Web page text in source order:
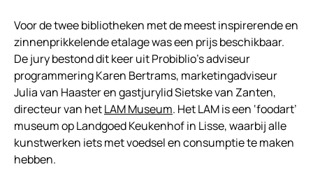
Voor de twee bibliotheken met de meest inspirerende en
zinnenprikkelende etalage was een prijs beschikbaar.
De jury bestond dit keer uit Probiblio’s adviseur
programmering Karen Bertrams, marketingadviseur
Julia van Haaster en gastjurylid Sietske van Zanten,
directeur van hetLAM Museum. Het LAM is een ‘foodart’
museum op Landgoed Keukenhof in Lisse, waarbij alle
kunstwerken iets met voedsel en consumptie te maken
hebben.